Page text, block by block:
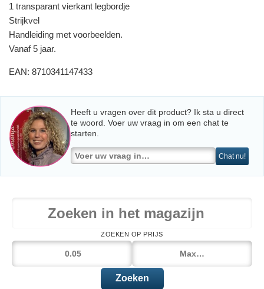
1 transparant vierkant legbordje
Strijkvel
Handleiding met voorbeelden.
Vanaf 5 jaar.
EAN: 8710341147433
Heeft u vragen over dit product? Ik sta u direct
te woord. Voer uw vraag in om een chat te
starten.
Chat nu!
ZOEKEN OP PRIJS
Zoeken